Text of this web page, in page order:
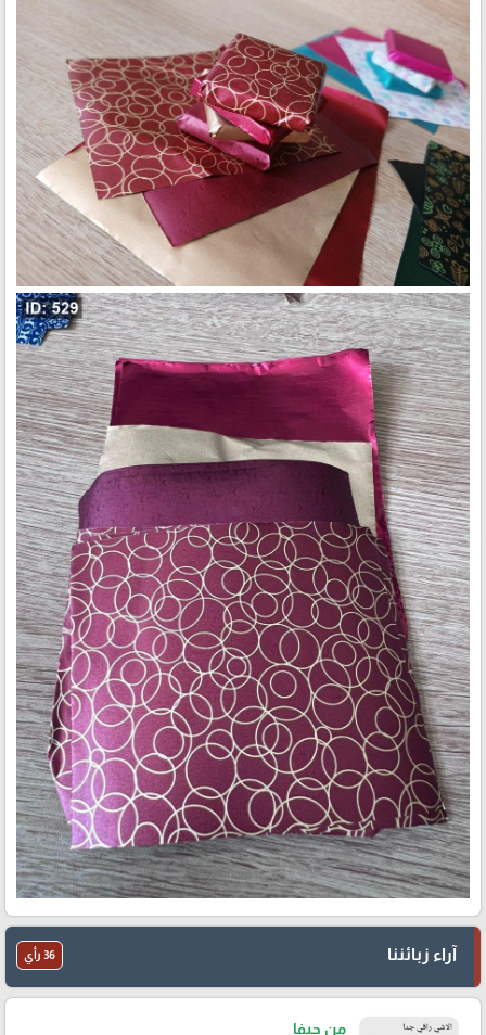
آراء زبائننا 36 رأي
من حيفا